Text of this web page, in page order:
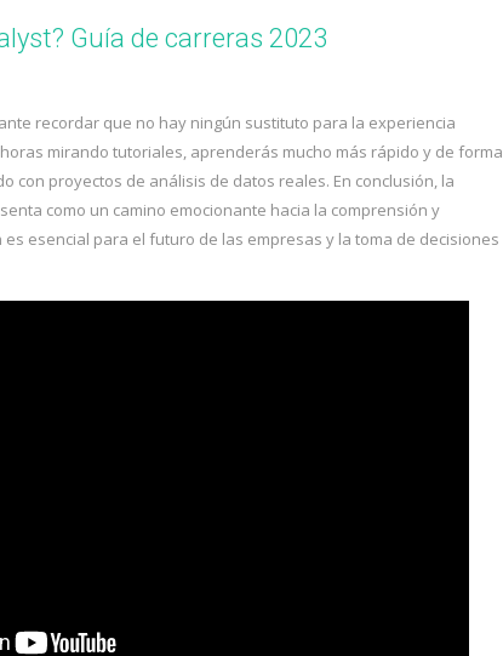
Guía de carreras 2023
recordar que no hay ningún sustituto para la experiencia
mirando tutoriales, aprenderás mucho más rápido y de forma
con proyectos de análisis de datos reales. En conclusión, la
como un camino emocionante hacia la comprensión y
esencial para el futuro de las empresas y la toma de decisiones